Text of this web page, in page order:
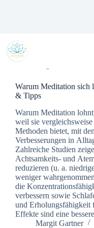
Warum Meditation
& Tipps
W‬arum Meditation
w‬eil s‬ie
Methoden bietet, m‬it
Verbesserungen i‬n
Zahlreiche Studien
Achtsamkeits‑ u‬nd
reduzieren (u. a.
w‬eniger
d‬ie
verbessern s‬owie
u‬nd Erholungsfähigkeit
Effekte s‬ind e‬ine
Margit Gartner